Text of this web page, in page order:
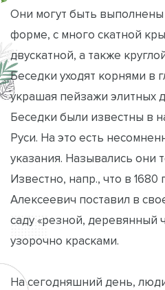
Они могут быть
форме, с много скатной
двускатной, а также
Беседки уходят корнями в
украшая пейзажи элитных
Беседки были известны в
Руси. На это есть
указания. Назывались они
Известно, напр., что в 1680
Алексеевич поставил в
саду «резной, деревянный
узорочно красками.
На сегодняшний день,